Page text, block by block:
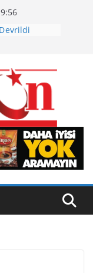
Yatırım
Hasat